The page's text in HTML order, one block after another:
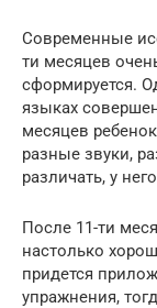
Современные
ти месяцев
сформируется.
языках
месяцев
разные звуки,
различать, у
После 11-ти
настолько
придется
упражнения,